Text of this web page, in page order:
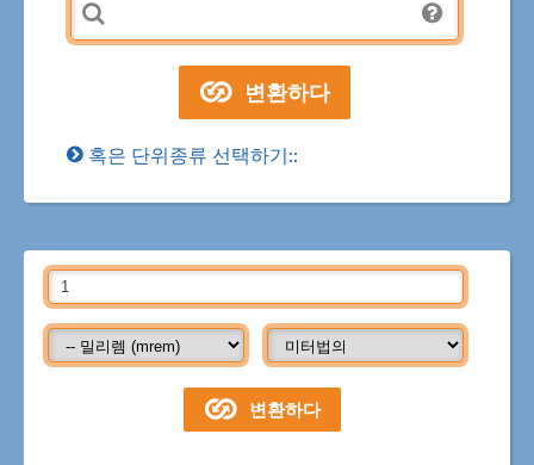
혹은 단위종류 선택하기::